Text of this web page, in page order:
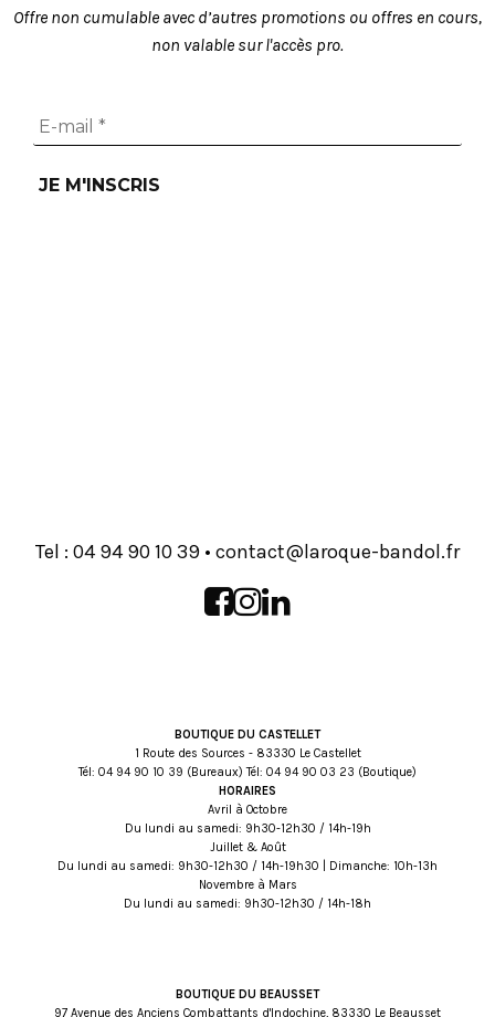
Offre non cumulable avec d’autres promotions ou offres en cours,
non valable sur l'accès pro.
Tel : rf.lodnab-euqoral@tcatnoc
•
93 01 09 49 40
BOUTIQUE DU CASTELLET
1 Route des Sources - 83330 Le Castellet
Tél: 93 01 09 49 40 (Bureaux) Tél: 32 30 09 49 40 (Boutique)
HORAIRES
Avril à Octobre
Du lundi au samedi: 9h30-12h30 / 14h-19h
Juillet & Août
Du lundi au samedi: 9h30-12h30 / 14h-19h30 | Dimanche: 10h-13h
Novembre à Mars
Du lundi au samedi: 9h30-12h30 / 14h-18h
BOUTIQUE DU BEAUSSET
97 Avenue des Anciens Combattants d'Indochine, 83330 Le Beausset